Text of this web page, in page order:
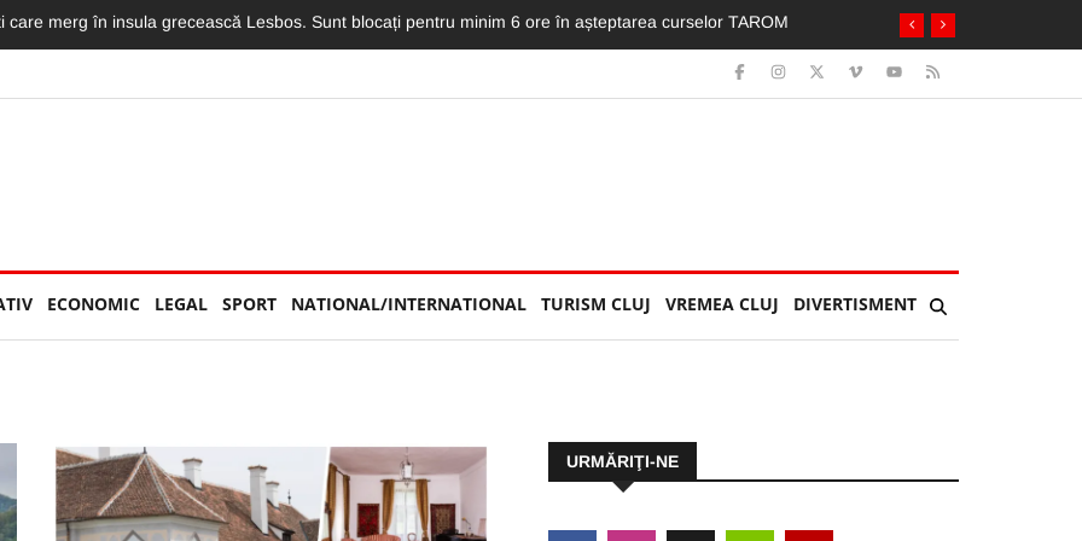
au ridicat ștacheta! Costumațiile lor au întors multe capete în prima zi de festival. Vouă care v-au plăcut?
ECONOMIC LEGAL SPORT NATIONAL/INTERNATIONAL TURISM CLUJ VREMEA CLUJ DIVERTISMENT
URMĂRIŢI-NE